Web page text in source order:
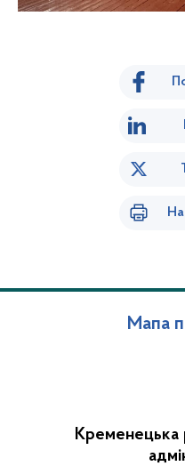
Мапа
Кременецька